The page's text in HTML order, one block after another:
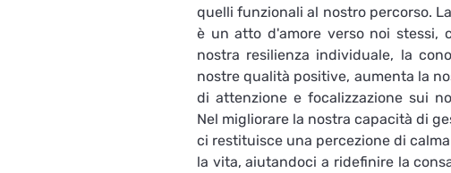
quelli funzionali al nostro percorso.
è un atto d'amore verso noi stessi,
nostra resilienza individuale, la
nostre qualità positive, aumenta la
di attenzione e focalizzazione sui
Nel migliorare la nostra capacità di
ci restituisce una percezione di
la vita, aiutandoci a ridefinire la